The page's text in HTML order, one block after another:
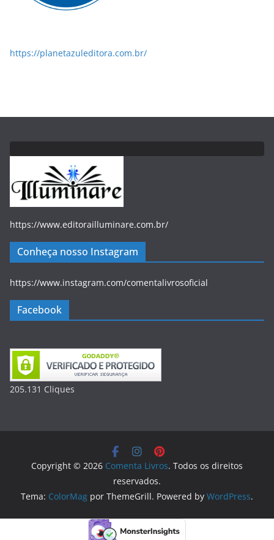
https://planetazuleditora.com.br/
https://www.editorailluminare.com.br/
Conheça nosso Instagram
https://www.instagram.com/comentalivrosoficial
Facebook
205.131 Cliques
Copyright © 2026 Comenta Livros. Todos os direitos
reservados.
Tema: ColorMag por ThemeGrill. Powered by WordPress.